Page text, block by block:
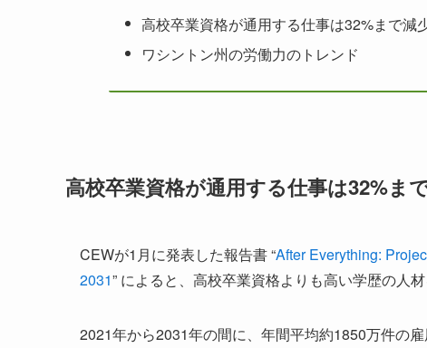
高校卒業資格が通用する仕事は32%まで減
ワシントン州の労働力のトレンド
高校卒業資格が通用する仕事は32%ま
CEWが1月に発表した報告書 “After Everything:
2031” によると、高校卒業資格よりも高い学歴の人
2021年から2031年の間に、年間平均約1850万件の